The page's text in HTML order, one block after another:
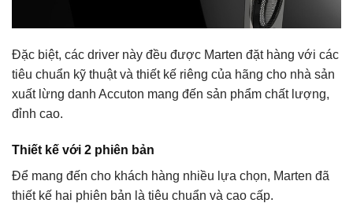
Đặc biệt, các driver này đều được Marten đặt hàng với các
tiêu chuẩn kỹ thuật và thiết kế riêng của hãng cho nhà sản
xuất lừng danh Accuton mang đến sản phẩm chất lượng,
đỉnh cao.
Thiết kế với 2 phiên bản
Để mang đến cho khách hàng nhiều lựa chọn, Marten đã
thiết kế hai phiên bản là tiêu chuẩn và cao cấp.